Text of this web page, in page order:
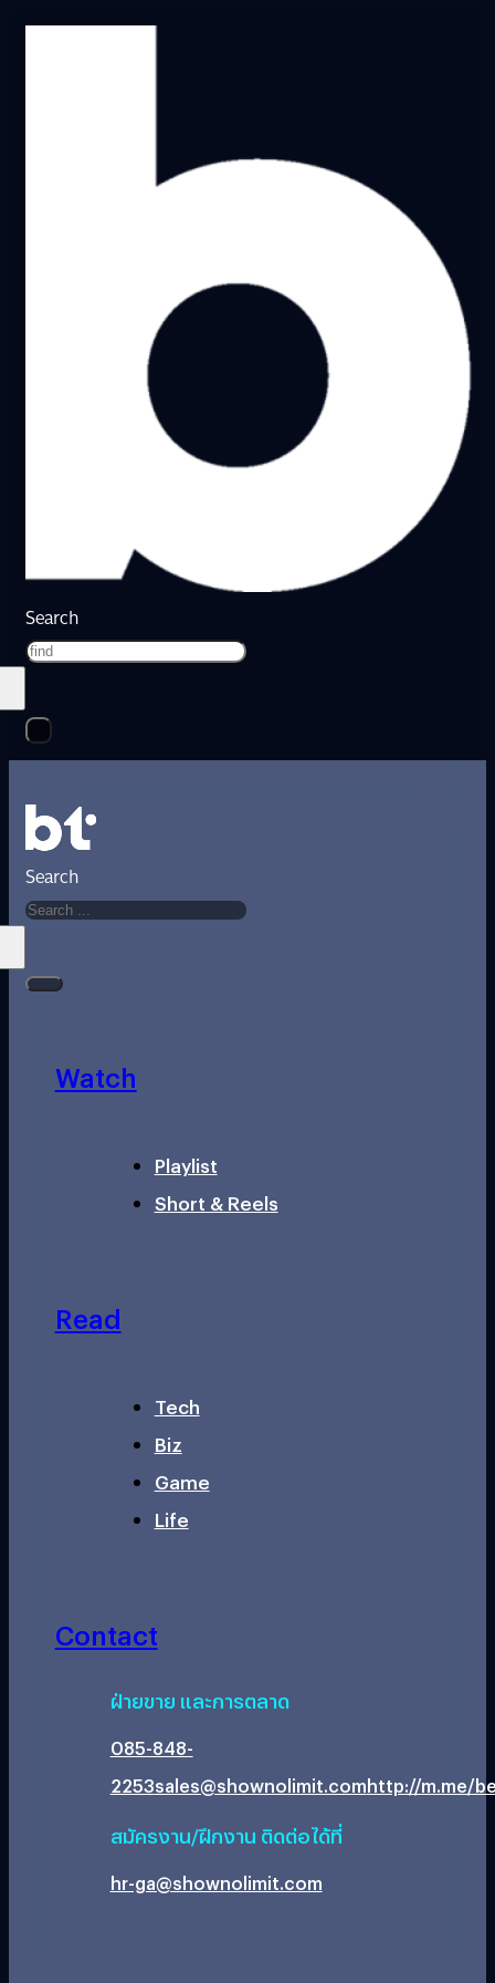
Search
Search
Watch
Playlist
Short & Reels
Read
Tech
Biz
Game
Life
Contact
ฝ่ายขาย และการตลาด
085-848-
2253sales@shownolimit.comhttp://m.me/
สมัครงาน/ฝึกงาน ติดต่อได้ที่
hr-ga@shownolimit.com